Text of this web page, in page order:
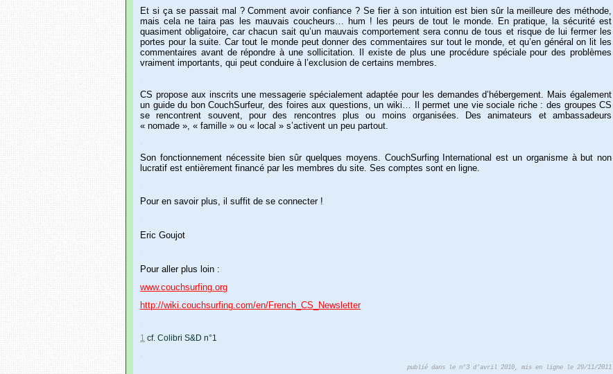
Et si ça se passait mal ? Comment avoir confiance ? Se fier à son intuition est bien sûr la meilleure des méthode,
mais cela ne taira pas les mauvais coucheurs… hum ! les peurs de tout le monde. En pratique, la sécurité est
quasiment obligatoire, car chacun sait qu’un mauvais comportement sera connu de tous et risque de lui fermer les
portes pour la suite. Car tout le monde peut donner des commentaires sur tout le monde, et qu’en général on lit les
commentaires avant de répondre à une sollicitation. Il existe de plus une procédure spéciale pour des problèmes
vraiment importants, qui peut conduire à l’exclusion de certains membres.
CS propose aux inscrits une messagerie spécialement adaptée pour les demandes d’hébergement. Mais également
un guide du bon CouchSurfeur, des foires aux questions, un wiki… Il permet une vie sociale riche : des groupes CS
se
rencontrent souvent, pour des rencontres plus ou moins organisées. Des animateurs et
ambassadeurs
« nomade », « famille » ou « local » s’activent un peu partout.
Son fonctionnement nécessite bien sûr quelques moyens. CouchSurfing International est un organisme à but non
lucratif est entièrement financé par les membres du site. Ses comptes sont en ligne.
Pour en savoir plus, il suffit de se connecter !
Eric Goujot
.
Pour aller plus loin :
www.couchsurfing.org
http://wiki.couchsurfing.com/en/French_CS_Newsletter
1 cf. Colibri S&D n°1
publié dans le n°3 d’avril 2010, mis en ligne le 29/11/2011